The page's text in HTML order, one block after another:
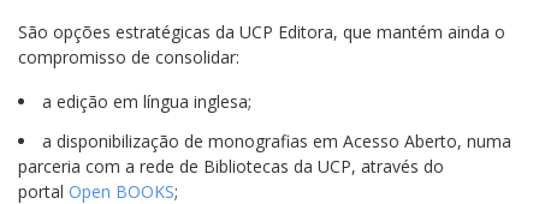
São opções estratégicas da UCP Editora, que mantém ainda o
compromisso de consolidar:
a edição em língua inglesa;
a disponibilização de monografias em Acesso Aberto, numa
parceria com a rede de Bibliotecas da UCP, através do
portal Open BOOKS;